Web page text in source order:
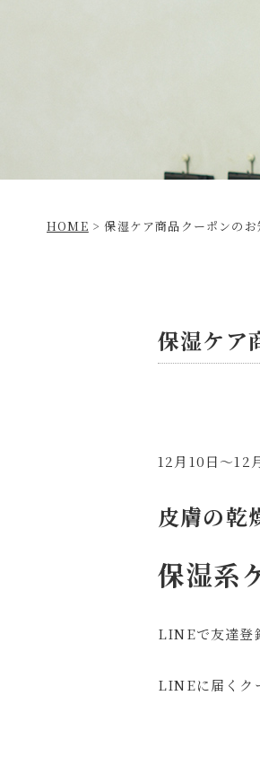
HOME >保湿ケア商品クーポンのお
保湿ケア
12月10日～12
皮膚の乾
保湿系
LINEで友達登
LINEに届くク